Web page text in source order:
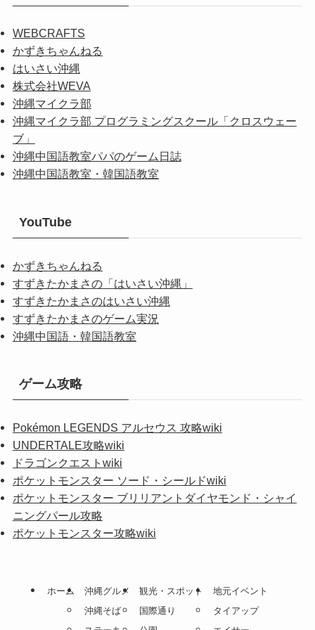
WEBCRAFTS
かずきちゃんねる
はいさい沖縄
株式会社WEVA
沖縄マイクラ部
沖縄マイクラ部 プログラミングスクール「クロスウェー
ブ」
沖縄中国語教室パパのゲーム日誌
沖縄中国語教室・韓国語教室
YouTube
かずきちゃんねる
すずきたかまさの「はいさい沖縄」
すずきたかまさのはいさい沖縄
すずきたかまさのゲーム実況
沖縄中国語・韓国語教室
ゲーム攻略
Pokémon LEGENDS アルセウス 攻略wiki
UNDERTALE攻略wiki
ドラゴンクエストwiki
ポケットモンスター ソード・シールドwiki
ポケットモンスター ブリリアントダイヤモンド・シャイ
ニングパール攻略
ポケットモンスター攻略wiki
ホーム
沖縄グルメ
沖縄そば
観光・スポット
国際通り
地元イベント
タイアップ